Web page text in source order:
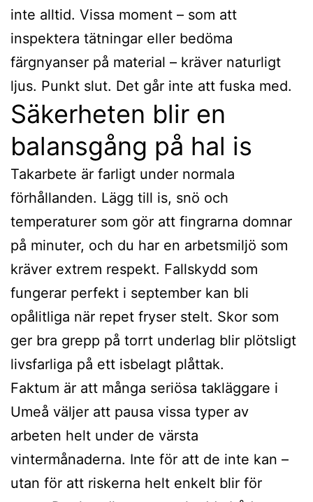
inte alltid. Vissa moment – som att
inspektera tätningar eller bedöma
färgnyanser på material – kräver naturligt
ljus. Punkt slut. Det går inte att fuska med.
Säkerheten blir en
balansgång på hal is
Takarbete är farligt under normala
förhållanden. Lägg till is, snö och
temperaturer som gör att fingrarna domnar
på minuter, och du har en arbetsmiljö som
kräver extrem respekt. Fallskydd som
fungerar perfekt i september kan bli
opålitliga när repet fryser stelt. Skor som
ger bra grepp på torrt underlag blir plötsligt
livsfarliga på ett isbelagt plåttak.
Faktum är att många seriösa takläggare i
Umeå väljer att pausa vissa typer av
arbeten helt under de värsta
vintermånaderna. Inte för att de inte kan –
utan för att riskerna helt enkelt blir för